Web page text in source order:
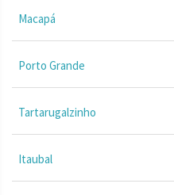
Macapá
Porto Grande
Tartarugalzinho
Itaubal